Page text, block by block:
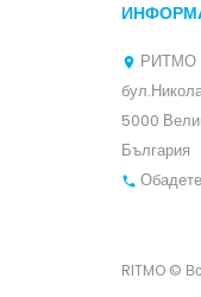
 РИТМО
5000
България

RITMO ©